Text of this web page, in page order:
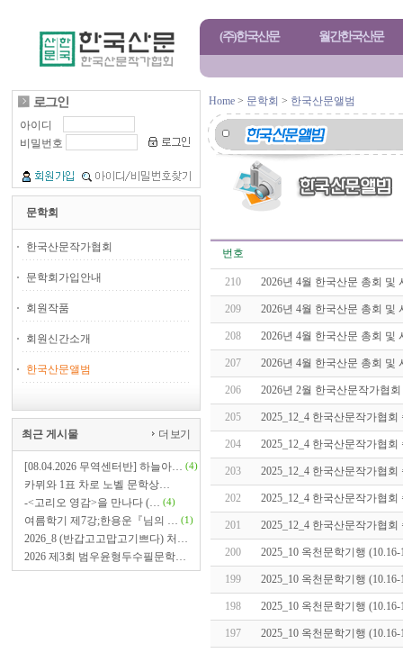
(주)한국산문 월간한국산문
아이디
비밀번호
문학회
한국산문작가협회
문학회가입안내
회원작품
회원신간소개
한국산문앨범
최근 게시물 더 보기
[08.04.2026 무역센터반] 하늘아… (4)
카뮈와 1표 차로 노벨 문학상…
-<고리오 영감>을 만나다 (… (4)
여름학기 제7강;한용운『님의 … (1)
2026_8 (반갑고고맙고기쁘다) 처…
2026 제3회 범우윤형두수필문학…
Home > 문학회 > 한국산문앨범
번호
210 2026년 4월 한국산문 총회 및
209 2026년 4월 한국산문 총회 및
208 2026년 4월 한국산문 총회 및
207 2026년 4월 한국산문 총회 및
206 2026년 2월 한국산문작가협
205 2025_12_4 한국산문작가협회
204 2025_12_4 한국산문작가협회
203 2025_12_4 한국산문작가협회
202 2025_12_4 한국산문작가협회
201 2025_12_4 한국산문작가협회
200 2025_10 옥천문학기행 (10.16-
199 2025_10 옥천문학기행 (10.16-
198 2025_10 옥천문학기행 (10.16-
197 2025_10 옥천문학기행 (10.16-